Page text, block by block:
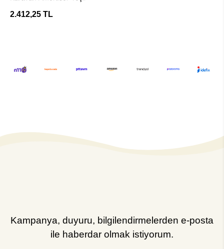
2.412,25 TL
Kampanya, duyuru, bilgilendirmelerden e-posta
ile haberdar olmak istiyorum.